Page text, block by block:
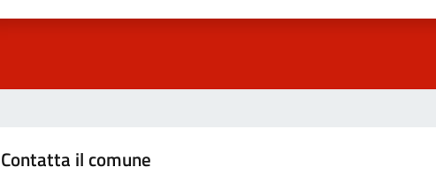
Contatta il comune